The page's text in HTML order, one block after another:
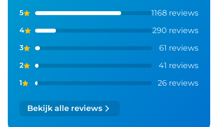
5 1168 reviews
4 290 reviews
3 61 reviews
2 41 reviews
1 26 reviews
Bekijk alle reviews